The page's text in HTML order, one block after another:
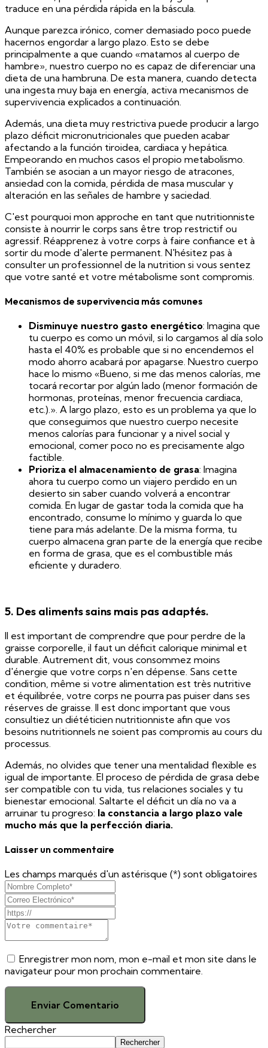
traduce en una pérdida rápida en la báscula.
Aunque parezca irónico, comer demasiado poco puede
hacernos engordar a largo plazo. Esto se debe
principalmente a que cuando «matamos al cuerpo de
hambre», nuestro cuerpo no es capaz de diferenciar una
dieta de una hambruna. De esta manera, cuando detecta
una ingesta muy baja en energía, activa mecanismos de
supervivencia explicados a continuación.
Además, una dieta muy restrictiva puede producir a largo
plazo déficit micronutricionales que pueden acabar
afectando a la función tiroidea, cardiaca y hepática.
Empeorando en muchos casos el propio metabolismo.
También se asocian a un mayor riesgo de atracones,
ansiedad con la comida, pérdida de masa muscular y
alteración en las señales de hambre y saciedad.
C'est pourquoi mon approche en tant que nutritionniste
consiste à nourrir le corps sans être trop restrictif ou
agressif. Réapprenez à votre corps à faire confiance et à
sortir du mode d'alerte permanent. N'hésitez pas à
consulter un professionnel de la nutrition si vous sentez
que votre santé et votre métabolisme sont compromis.
Mecanismos de supervivencia más comunes
Disminuye nuestro gasto energético: Imagina que
tu cuerpo es como un móvil, si lo cargamos al día solo
hasta el 40% es probable que si no encendemos el
modo ahorro acabará por apagarse. Nuestro cuerpo
hace lo mismo «Bueno, si me das menos calorías, me
tocará recortar por algún lado (menor formación de
hormonas, proteínas, menor frecuencia cardiaca,
etc.).». A largo plazo, esto es un problema ya que lo
que conseguimos que nuestro cuerpo necesite
menos calorías para funcionar y a nivel social y
emocional, comer poco no es precisamente algo
factible.
Prioriza el almacenamiento de grasa: Imagina
ahora tu cuerpo como un viajero perdido en un
desierto sin saber cuando volverá a encontrar
comida. En lugar de gastar toda la comida que ha
encontrado, consume lo mínimo y guarda lo que
tiene para más adelante. De la misma forma, tu
cuerpo almacena gran parte de la energía que recibe
en forma de grasa, que es el combustible más
eficiente y duradero.
5. Des aliments sains mais pas adaptés.
Il est important de comprendre que pour perdre de la
graisse corporelle, il faut un déficit calorique minimal et
durable. Autrement dit, vous consommez moins
d'énergie que votre corps n'en dépense. Sans cette
condition, même si votre alimentation est très nutritive
et équilibrée, votre corps ne pourra pas puiser dans ses
réserves de graisse. Il est donc important que vous
consultiez un diététicien nutritionniste afin que vos
besoins nutritionnels ne soient pas compromis au cours du
processus.
Además, no olvides que tener una mentalidad flexible es
igual de importante. El proceso de pérdida de grasa debe
ser compatible con tu vida, tus relaciones sociales y tu
bienestar emocional. Saltarte el déficit un día no va a
arruinar tu progreso: la constancia a largo plazo vale
mucho más que la perfección diaria.
Laisser un commentaire
Les champs marqués d'un astérisque (*) sont obligatoires
Enregistrer mon nom, mon e-mail et mon site dans le
navigateur pour mon prochain commentaire.
Enviar Comentario
Rechercher
Rechercher